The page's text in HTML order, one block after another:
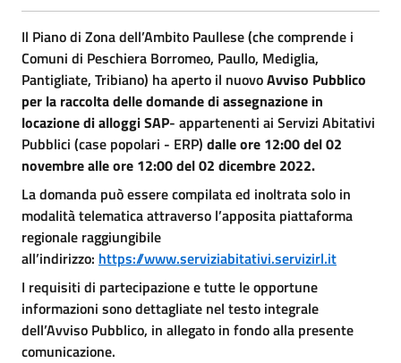
Il Piano di Zona dell’Ambito Paullese (che comprende i
Comuni di Peschiera Borromeo, Paullo, Mediglia,
Pantigliate, Tribiano) ha aperto il nuovoAvviso Pubblico
per la raccolta delle domande di assegnazione in
locazione di alloggi SAP- appartenenti ai Servizi Abitativi
Pubblici (case popolari - ERP) dalle ore 12:00 del 02
novembre alle ore 12:00 del 02 dicembre 2022.
La domanda può essere compilata ed inoltrata solo in
modalità telematica attraverso l’apposita piattaforma
regionale raggiungibile
all’indirizzo: https://www.serviziabitativi.servizirl.it
I requisiti di partecipazione e tutte le opportune
informazioni sono dettagliate nel testo integrale
dell’Avviso Pubblico, in allegato in fondo alla presente
comunicazione.